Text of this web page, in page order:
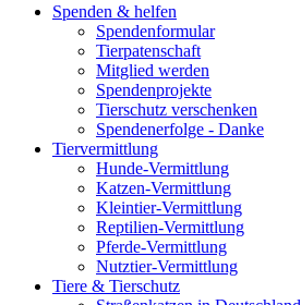
Spenden & helfen
Spendenformular
Tierpatenschaft
Mitglied werden
Spendenprojekte
Tierschutz verschenken
Spendenerfolge - Danke
Tiervermittlung
Hunde-Vermittlung
Katzen-Vermittlung
Kleintier-Vermittlung
Reptilien-Vermittlung
Pferde-Vermittlung
Nutztier-Vermittlung
Tiere & Tierschutz